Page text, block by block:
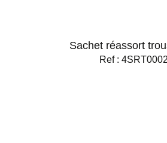
Sachet réassort
Ref : 4SRT0002